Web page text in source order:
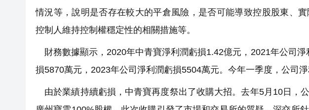
情況等，說明是否存在較大的平倉風險，是否可能導致控股股東、
控制人維持控制權穩定性的相關措施等。
財務數據顯示，2020年中青寶淨利潤虧損1.42億元，2021年公司
損5870萬元，2023年公司淨利潤虧損5504萬元。今年一季度，公司淨
由於業績持續虧損，中青寶再度祭出了收購大招。去年5月10日，